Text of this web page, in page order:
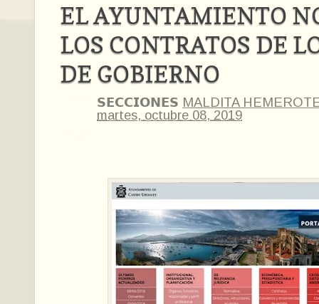
EL AYUNTAMIENTO
LOS CONTRATOS DE
DE GOBIERNO
𝗦𝗘𝗖𝗖𝗜𝗢𝗡𝗘𝗦 MALDITA
martes, octubre 08, 2019